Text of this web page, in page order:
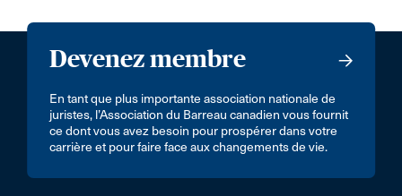
Devenez membre
En tant que plus importante association nationale de
juristes, l’Association du Barreau canadien vous fournit
ce dont vous avez besoin pour prospérer dans votre
carrière et pour faire face aux changements de vie.